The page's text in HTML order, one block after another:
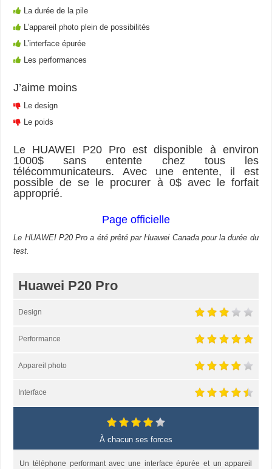
La durée de la pile
L’appareil photo plein de possibilités
L’interface épurée
Les performances
J’aime moins
Le design
Le poids
Le HUAWEI P20 Pro est disponible à environ
1000$ sans entente chez tous les
télécommunicateurs. Avec une entente, il est
possible de se le procurer à 0$ avec le forfait
approprié.
Page officielle
Le HUAWEI P20 Pro a été prêté par Huawei Canada pour la durée du
test.
Huawei P20 Pro
Design
Performance
Appareil photo
Interface
À chacun ses forces
Un téléphone performant avec une interface épurée et un appareil